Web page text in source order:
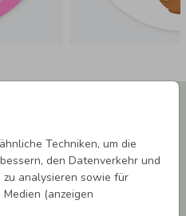
Techniken, um die
den Datenverkehr und
analysieren sowie für
(anzeigen
5,00 € Rabatt**
an und bleibe auf dem